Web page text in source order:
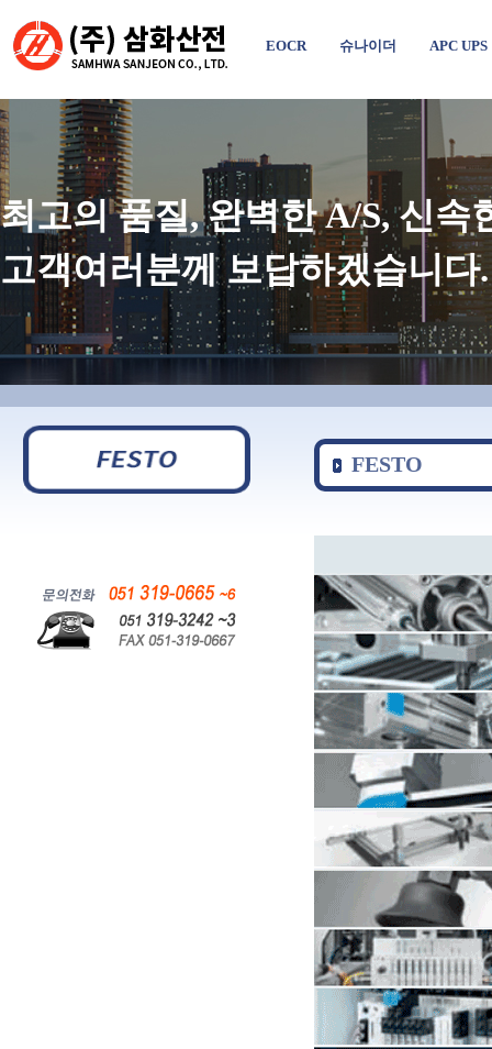
EOCR 슈나이더 APC UPS
최고의 품질, 완벽한 A/S, 신속
고객여러분께 보답하겠습니다.
FESTO